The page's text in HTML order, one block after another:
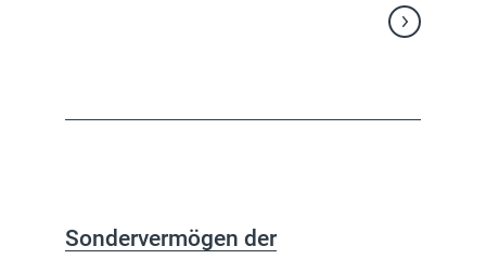
Weiterlesen
Sondervermögen der